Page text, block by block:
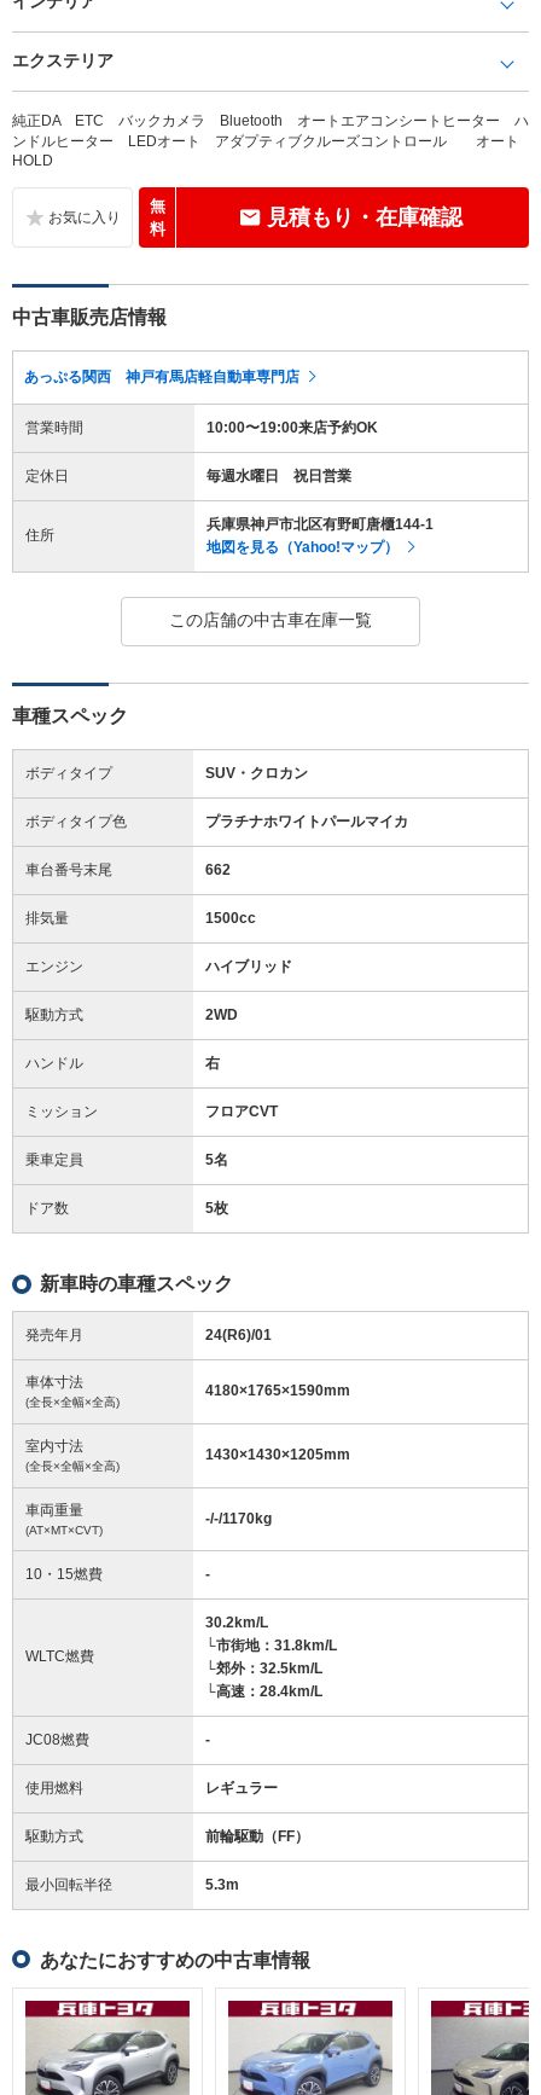
エクステリア
純正DA ETC バックカメラ Bluetooth オートエアコンシートヒーター ハ
ンドルヒーター LEDオート アダプティブクルーズコントロール オート
HOLD
無
料
見積もり・在庫確認
中古車販売店情報
あっぷる関西 神戸有馬店軽自動車専門店
営業時間 10:00〜19:00来店予約OK
定休日 毎週水曜日 祝日営業
住所
兵庫県神戸市北区有野町唐櫃144-1
地図を見る（Yahoo!マップ）
この店舗の中古車在庫一覧
車種スペック
ボディタイプ SUV・クロカン
ボディタイプ色 プラチナホワイトパールマイカ
車台番号末尾 662
排気量 1500cc
エンジン ハイブリッド
駆動方式 2WD
ハンドル 右
ミッション フロアCVT
乗車定員 5名
ドア数 5枚
新車時の車種スペック
発売年月 24(R6)/01
車体寸法
(全長×全幅×全高)
4180×1765×1590mm
室内寸法
(全長×全幅×全高)
1430×1430×1205mm
車両重量
(AT×MT×CVT)
-/-/1170kg
10・15燃費 -
WLTC燃費
30.2km/L
└市街地：31.8km/L
└郊外：32.5km/L
└高速：28.4km/L
JC08燃費 -
使用燃料 レギュラー
駆動方式 前輪駆動（FF）
最小回転半径 5.3m
あなたにおすすめの中古車情報